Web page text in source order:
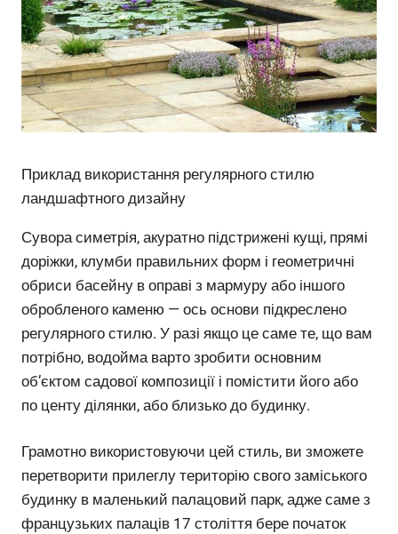
Приклад використання регулярного стилю
ландшафтного дизайну
Сувора симетрія, акуратно підстрижені кущі, прямі
доріжки, клумби правильних форм і геометричні
обриси басейну в оправі з мармуру або іншого
обробленого каменю — ось основи підкреслено
регулярного стилю. У разі якщо це саме те, що вам
потрібно, водойма варто зробити основним
об’єктом садової композиції і помістити його або
по центу ділянки, або близько до будинку.
Грамотно використовуючи цей стиль, ви зможете
перетворити прилеглу територію свого заміського
будинку в маленький палацовий парк, адже саме з
французьких палаців 17 століття бере початок